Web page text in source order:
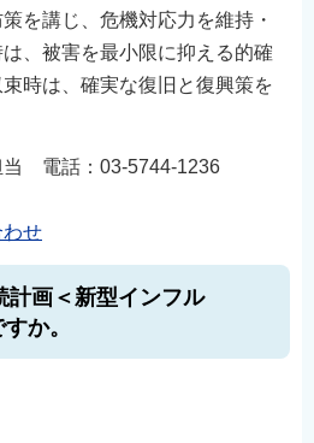
を講じ、危機対応力を維持・
、被害を最小限に抑える的確
時は、確実な復旧と復興策を
当 電話：03-5744-1236
わせ
計画＜新型インフル
か。